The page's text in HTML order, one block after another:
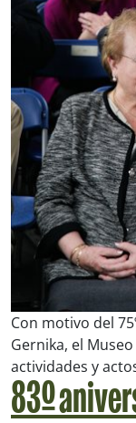
Con motivo del
Gernika, el
actividades y
83º